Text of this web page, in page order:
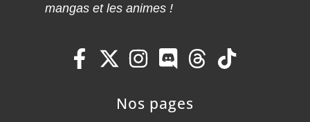
mangas et les animes !
Nos pages